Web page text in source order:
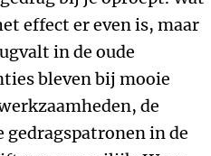
effect er even is, maar
in de oude
bleven bij mooie
de
in de